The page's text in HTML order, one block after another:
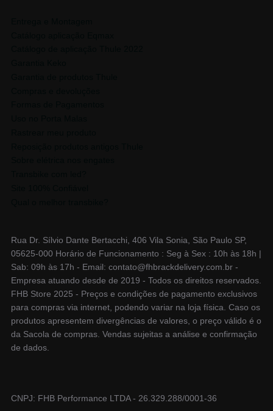
Rua Dr. Sílvio Dante Bertacchi, 406 Vila Sonia, São Paulo SP,
05625-000 Horário de Funcionamento : Seg à Sex : 10h às 18h |
Sab: 09h às 17h - Email: contato@fhbrackdelivery.com.br -
Empresa atuando desde de 2019 - Todos os direitos reservados.
FHB Store 2025 - Preços e condições de pagamento exclusivos
para compras via internet, podendo variar na loja física. Caso os
produtos apresentem divergências de valores, o preço válido é o
da Sacola de compras. Vendas sujeitas a análise e confirmação
de dados.
CNPJ: FHB Performance LTDA - 26.329.288/0001-36